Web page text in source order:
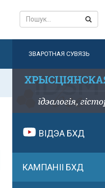
ЗВАРОТНАЯ СУВЯЗЬ
ВІДЭА БХД
КАМПАНІІ БХД